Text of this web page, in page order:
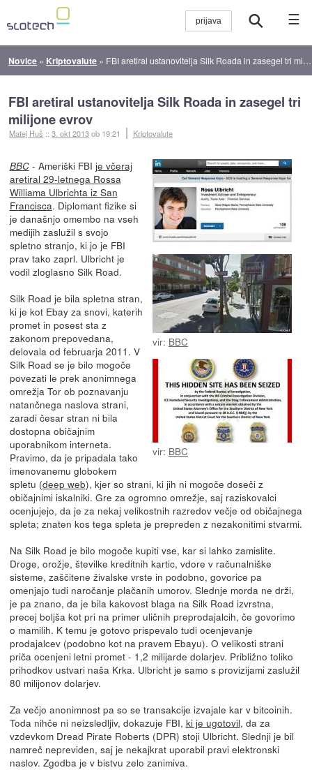
☰
Novice » Kriptovalute » FBI aretiral ustanovitelja Silk Roada in zasegel tri milijone evrov
FBI aretiral ustanovitelja Silk Roada in zasegel tri
milijone evrov
Matej Huš ::3. okt 2013ob 19:21 Kriptovalute
vir: BBC
vir: BBC
BBC- Ameriški FBI je včeraj
aretiral 29-letnega Rossa
Williama Ulbrichta iz San
Francisca. Diplomant fizike si
je današnjo omembo na vseh
medijih zaslužil s svojo
spletno stranjo, ki jo je FBI
prav tako zaprl. Ulbricht je
vodil zloglasno Silk Road.
Silk Road je bila spletna stran,
ki je kot Ebay za snovi, katerih
promet in posest sta z
zakonom prepovedana,
delovala od februarja 2011. V
Silk Road se je bilo mogoče
povezati le prek anonimnega
omrežja Tor ob poznavanju
natančnega naslova strani,
zaradi česar stran ni bila
dostopna običajnim
uporabnikom interneta.
Pravimo, da je pripadala tako
imenovanemu globokem
spletu (deep web), kjer so strani, ki jih ni mogoče doseči z
običajnimi iskalniki. Gre za ogromno omrežje, saj raziskovalci
ocenjujejo, da je za nekaj velikostnih razredov večje od običajnega
spleta; znaten kos tega spleta je prepreden z nezakonitimi stvarmi.
Na Silk Road je bilo mogoče kupiti vse, kar si lahko zamislite.
Droge, orožje, številke kreditnih kartic, vdore v računalniške
sisteme, zaščitene živalske vrste in podobno, govorice pa
omenjajo tudi naročanje plačanih umorov. Slednje morda ne drži,
je pa znano, da je bila kakovost blaga na Silk Road izvrstna,
precej boljša kot pri na primer uličnih preprodajalcih, če govorimo
o mamilih. K temu je gotovo prispevalo tudi ocenjevanje
prodajalcev (podobno kot na pravem Ebayu). O velikosti strani
priča ocenjeni letni promet - 1,2 milijarde dolarjev. Približno toliko
prihodkov ustvari naša Krka. Ulbricht je samo s provizijami zaslužil
80 milijonov dolarjev.
Za večjo anonimnost pa so se transakcije izvajale kar v bitcoinih.
Toda nihče ni neizsledljiv, dokazuje FBI, ki je ugotovil, da za
vzdevkom Dread Pirate Roberts (DPR) stoji Ulbricht. Slednji je bil
namreč nepreviden, saj je nekajkrat uporabil pravi elektronski
naslov. Zgodba je v bistvu zelo zanimiva.